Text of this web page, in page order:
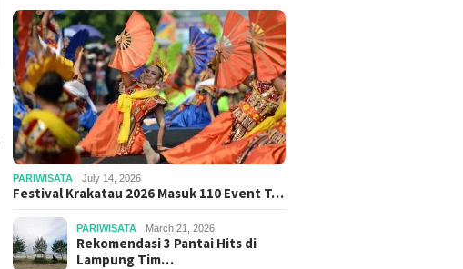
PARIWISATA July 14, 2026
Festival Krakatau 2026 Masuk 110 Event T…
PARIWISATA March 21, 2026
Rekomendasi 3 Pantai Hits di
Lampung Tim…